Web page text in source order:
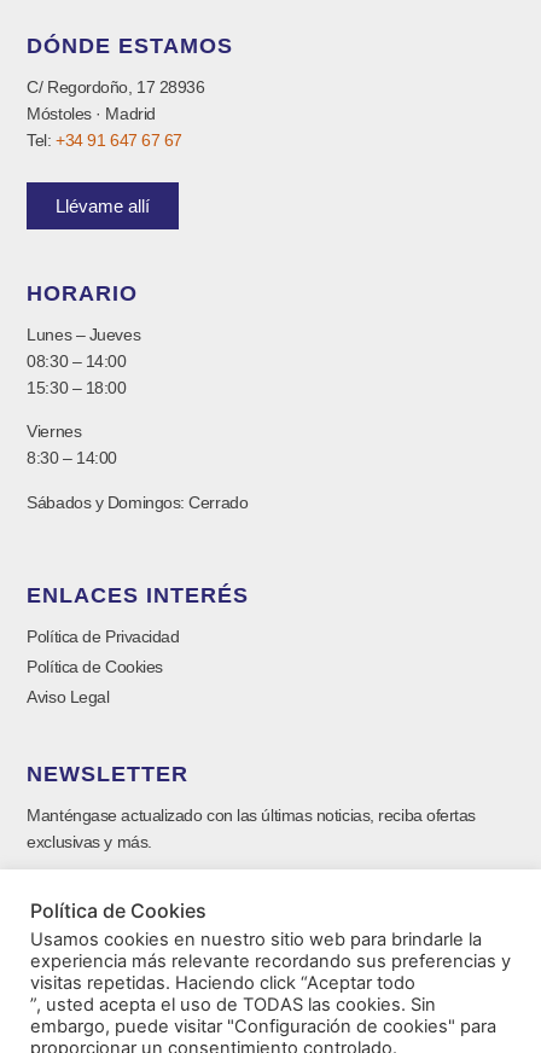
DÓNDE ESTAMOS
C/ Regordoño, 17 28936
Móstoles · Madrid
Tel:+34 91 647 67 67
Llévame allí
HORARIO
Lunes – Jueves
08:30 – 14:00
15:30 – 18:00
Viernes
8:30 – 14:00
Sábados y Domingos: Cerrado
ENLACES INTERÉS
Política de Privacidad
Política de Cookies
Aviso Legal
NEWSLETTER
Manténgase actualizado con las últimas noticias, reciba ofertas
exclusivas y más.
Política de Cookies
Usamos cookies en nuestro sitio web para brindarle la
experiencia más relevante recordando sus preferencias y
visitas repetidas. Haciendo click “Aceptar todo
”, usted acepta el uso de TODAS las cookies. Sin
embargo, puede visitar "Configuración de cookies" para
proporcionar un consentimiento controlado.